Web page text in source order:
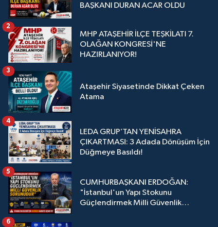
BAŞKANI DURAN ACAR OLDU
MHP ATAŞEHİR İLÇE TEŞKİLATI 7.
OLAĞAN KONGRESİ'NE
HAZIRLANIYOR!
2
Ataşehir Siyasetinde Dikkat Çeken
Atama
3
LEDA GRUP’TAN YENİSAHRA
ÇIKARTMASI: 3 Adada Dönüşüm İçin
Düğmeye Basıldı!
4
CUMHURBAŞKANI ERDOĞAN:
"İstanbul'un Yapı Stokunu
Güçlendirmek Milli Güvenlik
5
6